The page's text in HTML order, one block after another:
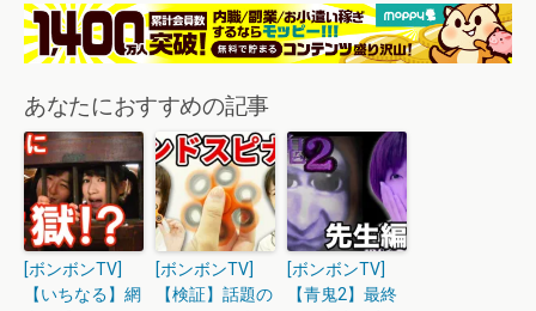
あなたにおすすめの記事
[ボンボンTV]
【いちなる】網
[ボンボンTV]
【検証】話題の
[ボンボンTV]
【青鬼2】最終